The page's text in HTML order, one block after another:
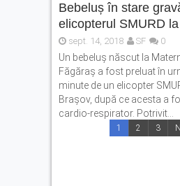
Bebeluș în stare
elicopterul SMURD
sept. 14, 2018 SF 0
Un bebeluș născut la
Făgăraș a fost preluat în
minute de un elicopter
Brașov, după ce acesta a
cardio-respirator. Potrivit...
1 2 3